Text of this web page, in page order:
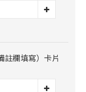
註欄填寫）卡片